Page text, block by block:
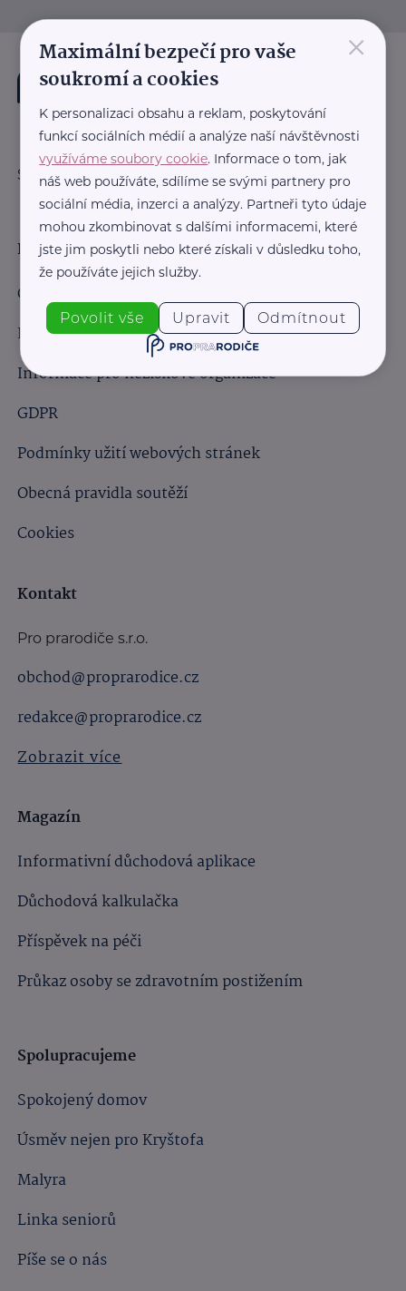
Sledujte nás:
Důležité odkazy
Obchodní podmínky
Informace pro obchodní partnery
Informace pro neziskové organizace
GDPR
Podmínky užití webových stránek
Obecná pravidla soutěží
Cookies
Kontakt
Pro prarodiče s.r.o.
obchod@proprarodice.cz
redakce@proprarodice.cz
Zobrazit více
Magazín
Informativní důchodová aplikace
Důchodová kalkulačka
Příspěvek na péči
Průkaz osoby se zdravotním postižením
Spolupracujeme
Spokojený domov
Úsměv nejen pro Kryštofa
Malyra
Linka seniorů
Píše se o nás
×
Maximální bezpečí pro vaše
soukromí a cookies
K personalizaci obsahu a reklam, poskytování
funkcí sociálních médií a analýze naší návštěvnosti
využíváme soubory cookie. Informace o tom, jak
náš web používáte, sdílíme se svými partnery pro
sociální média, inzerci a analýzy. Partneři tyto údaje
mohou zkombinovat s dalšími informacemi, které
jste jim poskytli nebo které získali v důsledku toho,
že používáte jejich služby.
Povolit vše Upravit Odmítnout